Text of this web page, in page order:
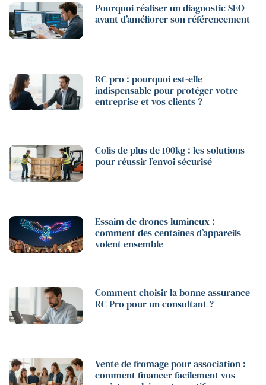
Pourquoi réaliser un diagnostic SEO
avant d’améliorer son référencement
RC pro : pourquoi est-elle
indispensable pour protéger votre
entreprise et vos clients ?
Colis de plus de 100kg : les solutions
pour réussir l’envoi sécurisé
Essaim de drones lumineux :
comment des centaines d’appareils
volent ensemble
Comment choisir la bonne assurance
RC Pro pour un consultant ?
Vente de fromage pour association :
comment financer facilement vos